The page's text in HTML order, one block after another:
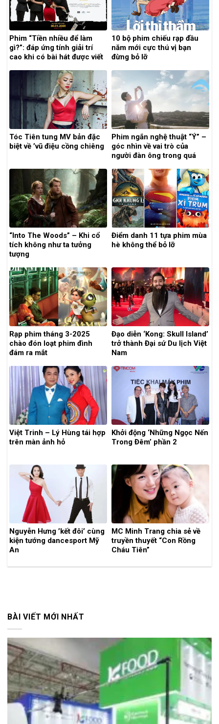
Phim “Tiền nhiều để làm
gì?”: đáp ứng tính giải trí
cao khi có bài hát được viết
cùng bối cảnh quay chọn
lọc chỉn chu.
10 bộ phim chiếu rạp đầu
năm mới cực thú vị bạn
đừng bỏ lỡ
Tóc Tiên tung MV bản đặc
biệt về ’vũ điệu cồng chiêng
Phim ngắn nghệ thuật “Ý” –
góc nhìn về vai trò của
người đàn ông trong quá
“Into The Woods” – Khi cổ
tích không như ta tưởng
tượng
Điểm danh 11 tựa phim mùa
hè không thể bỏ lỡ
Rạp phim tháng 3-2025
chào đón loạt phim đình
đám ra mắt
Đạo diễn ‘Kong: Skull Island’
trở thành Đại sứ Du lịch Việt
Nam
Việt Trinh – Lý Hùng tái hợp
trên màn ảnh hỏ
Khởi động ‘Những Ngọc Nến
Trong Đêm’ phần 2
Nguyễn Hưng ’kết đôi’ cùng
kiện tướng dancesport Mỹ
An
MC Minh Trang chia sẻ về
truyền thuyết “Con Rồng
Cháu Tiên”
BÀI VIẾT MỚI NHẤT